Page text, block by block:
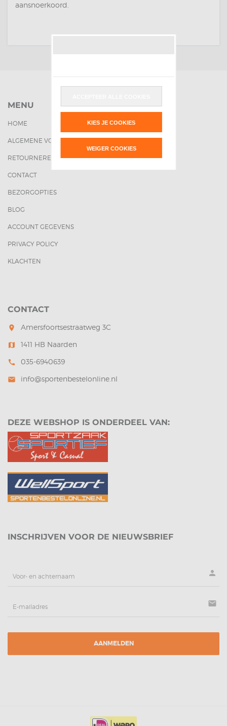
aansnoerkoord.
MENU
HOME
ALGEMENE VOORWAARDEN
RETOURNEREN
CONTACT
BEZORGOPTIES
BLOG
ACCOUNT GEGEVENS
PRIVACY POLICY
KLACHTEN
CONTACT
room Amersfoortsestraatweg 3C
map 1411 HB Naarden
call 035-6940639
mail info@sportenbestelonline.nl
DEZE WEBSHOP IS ONDERDEEL VAN:
INSCHRIJVEN VOOR DE NIEUWSBRIEF
person
mail
AANMELDEN
KIES JE COOKIES
WEIGER COOKIES